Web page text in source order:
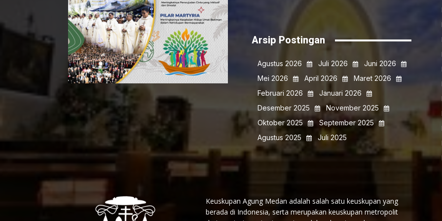
Arsip Postingan
Agustus 2026 Juli 2026
Juni 2026
Mei 2026
April 2026
Maret 2026
Februari 2026
Januari 2026
Desember 2025
November 2025
Oktober 2025
September 2025
Agustus 2025
Juli 2025
Keuskupan Agung Medan adalah salah satu keuskupan yang
berada di Indonesia, serta merupakan keuskupan metropolit